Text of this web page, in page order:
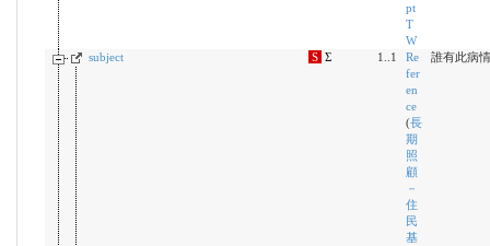
pt
T
W
subject S Σ 1..1
Re
fer
en
ce
(長
期
照
顧
－
住
民
基
誰有此病